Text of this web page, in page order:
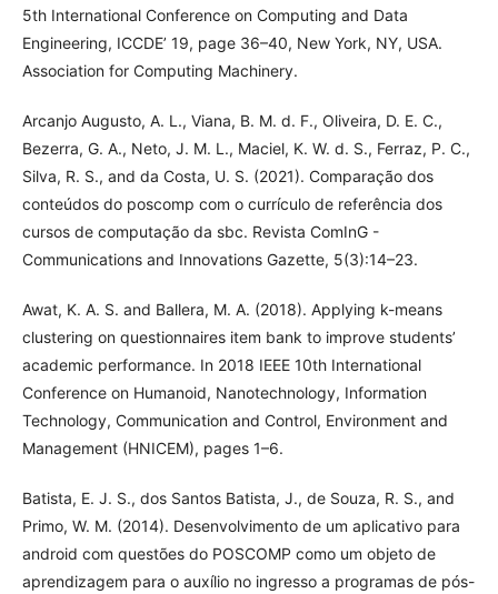
5th International Conference on Computing and Data
Engineering, ICCDE’ 19, page 36–40, New York, NY, USA.
Association for Computing Machinery.
Arcanjo Augusto, A. L., Viana, B. M. d. F., Oliveira, D. E. C.,
Bezerra, G. A., Neto, J. M. L., Maciel, K. W. d. S., Ferraz, P. C.,
Silva, R. S., and da Costa, U. S. (2021). Comparação dos
conteúdos do poscomp com o currículo de referência dos
cursos de computação da sbc. Revista ComInG -
Communications and Innovations Gazette, 5(3):14–23.
Awat, K. A. S. and Ballera, M. A. (2018). Applying k-means
clustering on questionnaires item bank to improve students’
academic performance. In 2018 IEEE 10th International
Conference on Humanoid, Nanotechnology, Information
Technology, Communication and Control, Environment and
Management (HNICEM), pages 1–6.
Batista, E. J. S., dos Santos Batista, J., de Souza, R. S., and
Primo, W. M. (2014). Desenvolvimento de um aplicativo para
android com questões do POSCOMP como um objeto de
aprendizagem para o auxílio no ingresso a programas de pós-